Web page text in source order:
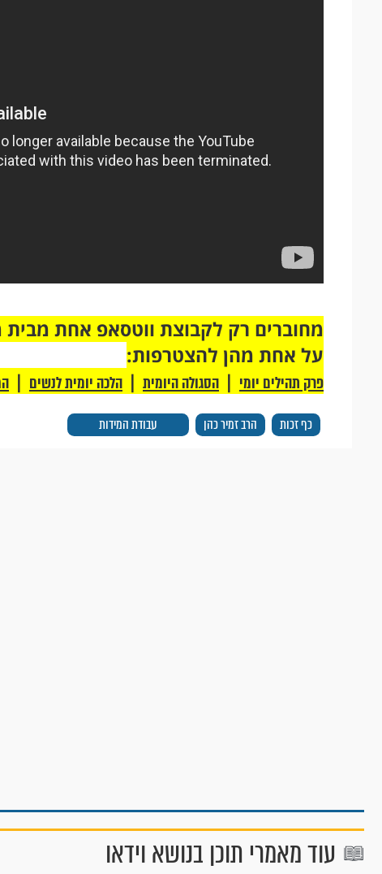
כף זכות הרב זמיר כהן עבודת המידות
על אחת מהן להצטרפות:
פרק תהילים יומי | הסגולה היומית | הלכה יומית לנשים |
עוד מאמרי תוכן בנושא וידאו